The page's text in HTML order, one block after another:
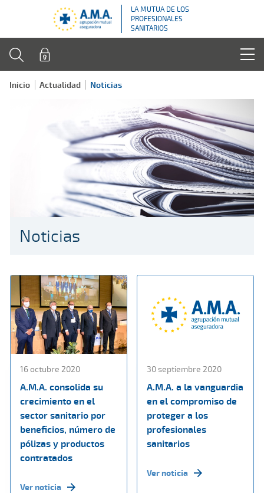
LA MUTUA DE LOS
PROFESIONALES
SANITARIOS
Inicio Actualidad Noticias
Noticias
16 octubre 2020
A.M.A. consolida su
crecimiento en el
sector sanitario por
beneficios, número de
pólizas y productos
contratados
Ver noticia
30 septiembre 2020
A.M.A. a la vanguardia
en el compromiso de
proteger a los
profesionales
sanitarios
Ver noticia